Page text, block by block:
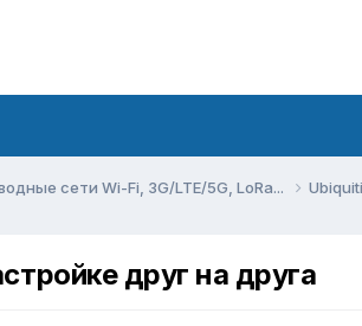
сети Wi-Fi, 3G/LTE/5G, LoRa...
друг на друга